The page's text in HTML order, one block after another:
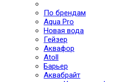
По брендам
Aqua Pro
Новая вода
Гейзер
Аквафор
Atoll
Барьер
Аквабрайт